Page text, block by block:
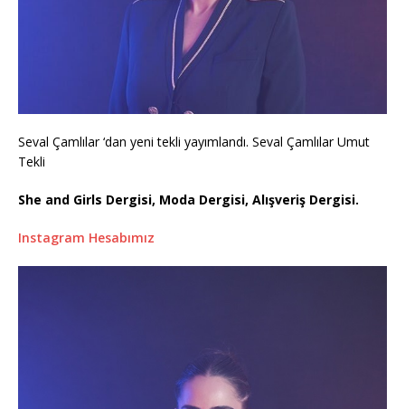
Seval Çamlılar ‘dan yeni tekli yayımlandı. Seval Çamlılar Umut
Tekli
She and Girls Dergisi, Moda Dergisi, Alışveriş Dergisi.
Instagram Hesabımız